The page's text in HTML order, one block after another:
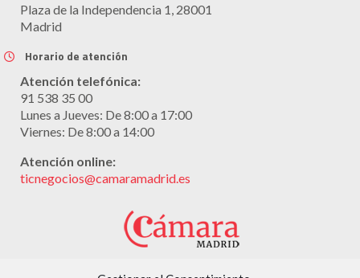
Plaza de la Independencia 1, 28001
Madrid
Horario de atención
Atención telefónica:
91 538 35 00
Lunes a Jueves: De 8:00 a 17:00
Viernes: De 8:00 a 14:00
Atención online:
ticnegocios@camaramadrid.es